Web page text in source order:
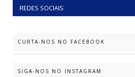
REDES SOCIAIS
CURTA-NOS NO FACEBOOK
SIGA-NOS NO INSTAGRAM